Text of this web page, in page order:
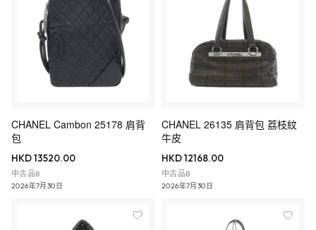
CHANEL Cambon 25178 肩背
包
HKD 13520.00
中古品B
2026年7月30日
CHANEL 26135 肩背包 荔枝紋
牛皮
HKD 12168.00
中古品B
2026年7月30日